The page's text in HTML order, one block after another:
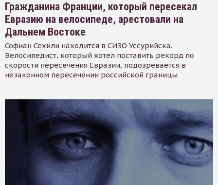
Гражданина Франции, который пересекал
Евразию на велосипеде, арестовали на
Дальнем Востоке
Софиан Сехили находится в СИЗО Уссурийска.
Велосипедист, который хотел поставить рекорд по
скорости пересечения Евразии, подозревается в
незаконном пересечении российской границы